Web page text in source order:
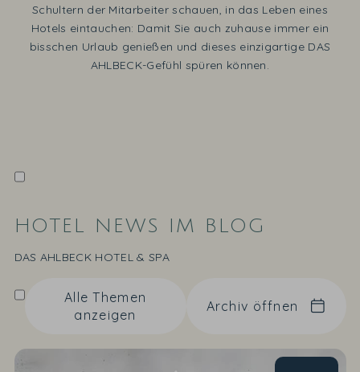
Schultern der Mitarbeiter schauen, in das Leben eines
Hotels eintauchen: Damit Sie auch zuhause immer ein
bisschen Urlaub genießen und dieses einzigartige DAS
AHLBECK-Gefühl spüren können.
HOTEL NEWS IM BLOG
DAS AHLBECK HOTEL & SPA
Alle Themen
anzeigen
Archiv öffnen